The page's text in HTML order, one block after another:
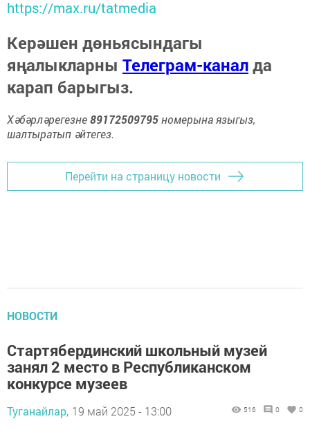
https://max.ru/tatmedia
Керәшен дөньясындагы
яңалыкларны Телеграм-каналда
карап барыгыз.
Хәбәрләрегезне89172509795номерына языгыз,
шалтыратып әйтегез.
Перейти на страницу новости
НОВОСТИ
Стартябердинский школьный музей
занял 2 место в Республиканском
конкурсе музеев
Туганайлар, 19 май 2025 - 13:00 516 0 0